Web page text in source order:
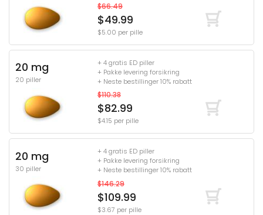
$66.49
$49.99
$5.00 per pille
20 mg
20 piller
+ 4 gratis ED piller
+ Pakke levering forsikring
+ Neste bestillinger 10% rabatt
$110.38
$82.99
$4.15 per pille
20 mg
30 piller
+ 4 gratis ED piller
+ Pakke levering forsikring
+ Neste bestillinger 10% rabatt
$146.29
$109.99
$3.67 per pille